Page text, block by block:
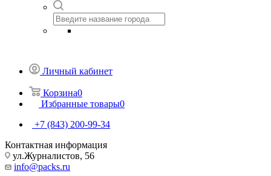
Личный кабинет
Корзина0
Избранные товары0
+7 (843) 200-99-34
Контактная информация
ул.Журналистов, 56
info@packs.ru